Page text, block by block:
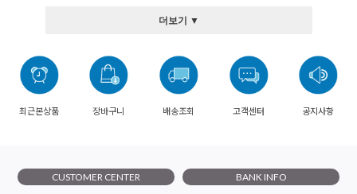
더보기 ▼
최근본상품 장바구니 배송조회 고객센터 공지사항
CUSTOMER CENTER BANK INFO